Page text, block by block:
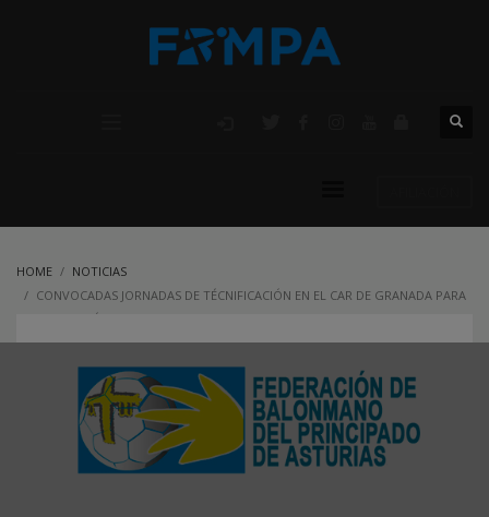
HOME
NOTICIAS
CONVOCADAS JORNADAS DE TÉCNIFICACIÓN EN EL CAR DE GRANADA PARA
LA GENERACIÓN 2007/2008